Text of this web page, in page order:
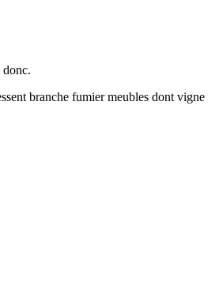
donc.
branche fumier meubles dont vigne